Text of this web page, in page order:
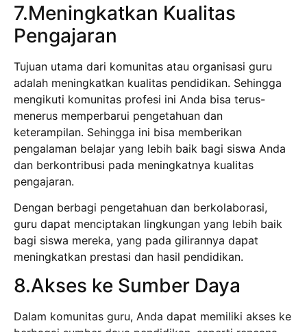
7.Meningkatkan Kualitas
Pengajaran
Tujuan utama dari komunitas atau organisasi guru
adalah meningkatkan kualitas pendidikan. Sehingga
mengikuti komunitas profesi ini Anda bisa terus-
menerus memperbarui pengetahuan dan
keterampilan. Sehingga ini bisa memberikan
pengalaman belajar yang lebih baik bagi siswa Anda
dan berkontribusi pada meningkatnya kualitas
pengajaran.
Dengan berbagi pengetahuan dan berkolaborasi,
guru dapat menciptakan lingkungan yang lebih baik
bagi siswa mereka, yang pada gilirannya dapat
meningkatkan prestasi dan hasil pendidikan.
8.Akses ke Sumber Daya
Dalam komunitas guru, Anda dapat memiliki akses ke